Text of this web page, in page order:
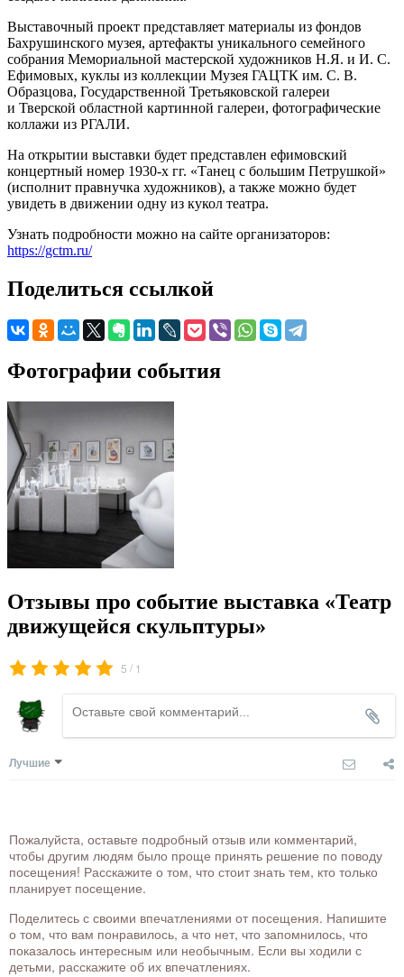
Выставочный проект представляет материалы из фондов
Бахрушинского музея, артефакты уникального семейного
собрания Мемориальной мастерской художников Н.Я. и И. С.
Ефимовых, куклы из коллекции Музея ГАЦТК им. С. В.
Образцова, Государственной Третьяковской галереи
и Тверской областной картинной галереи, фотографические
коллажи из РГАЛИ.
На открытии выставки будет представлен ефимовский
концертный номер 1930-х гг. «Танец с большим Петрушкой»
(исполнит правнучка художников), а также можно будет
увидеть в движении одну из кукол театра.
Узнать подробности можно на сайте организаторов:
https://gctm.ru/
Поделиться ссылкой
Фотографии события
Отзывы про событие выставка «Театр
движущейся скульптуры»
5 / 1
Лучшие
Пожалуйста, оставьте подробный отзыв или комментарий,
чтобы другим людям было проще принять решение по поводу
посещения! Расскажите о том, что стоит знать тем, кто только
планирует посещение.
Поделитесь с своими впечатлениями от посещения. Напишите
о том, что вам понравилось, а что нет, что запомнилось, что
показалось интересным или необычным. Если вы ходили с
детьми, расскажите об их впечатлениях.